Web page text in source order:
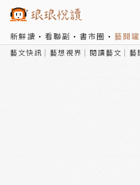
新鮮讀 看聯副 書市圈 藝開罐
藝文快訊 藝想視界 閱讀藝文 藝